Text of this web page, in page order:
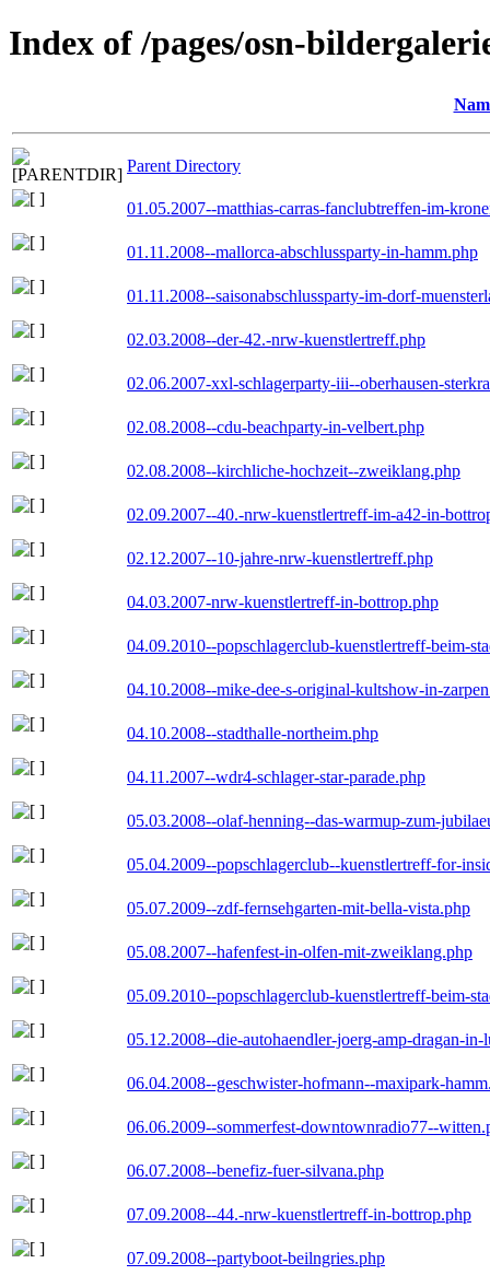
Index of /pages/osn-
Parent Directory
01.05.2007--matthias-carras-fanclubtreffen-im-
01.11.2008--mallorca-abschlussparty-in-hamm.php
01.11.2008--saisonabschlussparty-im-dorf-
02.03.2008--der-42.-nrw-kuenstlertreff.php
02.06.2007-xxl-schlagerparty-iii--oberhausen-
02.08.2008--cdu-beachparty-in-velbert.php
02.08.2008--kirchliche-hochzeit--zweiklang.php
02.09.2007--40.-nrw-kuenstlertreff-im-a42-in-
02.12.2007--10-jahre-nrw-kuenstlertreff.php
04.03.2007-nrw-kuenstlertreff-in-bottrop.php
04.09.2010--popschlagerclub-kuenstlertreff-beim-
04.10.2008--mike-dee-s-original-kultshow-in-
04.10.2008--stadthalle-northeim.php
04.11.2007--wdr4-schlager-star-parade.php
05.03.2008--olaf-henning--das-warmup-zum-
05.04.2009--popschlagerclub--kuenstlertreff-for-
05.07.2009--zdf-fernsehgarten-mit-bella-vista.php
05.08.2007--hafenfest-in-olfen-mit-zweiklang.php
05.09.2010--popschlagerclub-kuenstlertreff-beim-
05.12.2008--die-autohaendler-joerg-amp-dragan-in-
06.04.2008--geschwister-hofmann--maxipark-
06.06.2009--sommerfest-downtownradio77--
06.07.2008--benefiz-fuer-silvana.php
07.09.2008--44.-nrw-kuenstlertreff-in-bottrop.php
07.09.2008--partyboot-beilngries.php